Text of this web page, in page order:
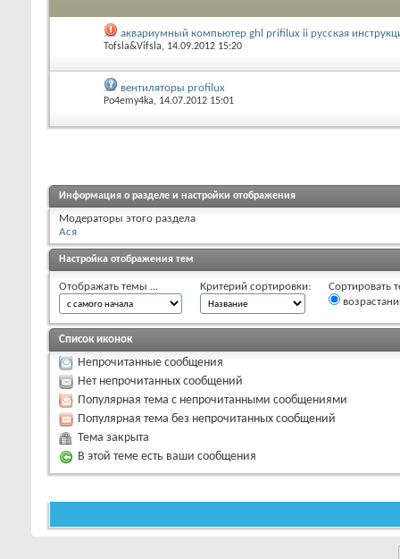
аквариумный компьютер ghl prifilux ii русская
Tofsla&Vifsla, 14.09.2012 15:20
вентиляторы profilux
Po4emy4ka, 14.07.2012 15:01
Информация о разделе и настройки отображения
Модераторы этого раздела
Ася
Настройка отображения тем
Отображать темы ... Критерий сортировки:
Сортировать
Список иконок
Непрочитанные сообщения
Нет непрочитанных сообщений
Популярная тема с непрочитанными сообщениями
Популярная тема без непрочитанных сообщений
Тема закрыта
В этой теме есть ваши сообщения